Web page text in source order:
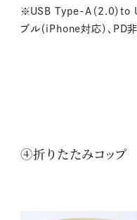
※USB Type-A（2.0）to
ブル（iPhone対応）、PD
④折りたたみコップ